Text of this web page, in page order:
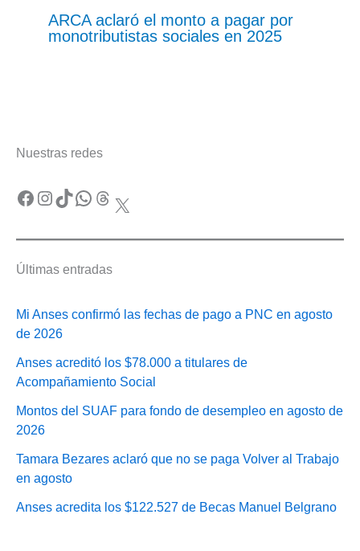
ARCA aclaró el monto a pagar por
monotributistas sociales en 2025
Nuestras redes
Facebook Instagram TikTok WhatsApp Threads X
Últimas entradas
Mi Anses confirmó las fechas de pago a PNC en agosto
de 2026
Anses acreditó los $78.000 a titulares de
Acompañamiento Social
Montos del SUAF para fondo de desempleo en agosto de
2026
Tamara Bezares aclaró que no se paga Volver al Trabajo
en agosto
Anses acredita los $122.527 de Becas Manuel Belgrano